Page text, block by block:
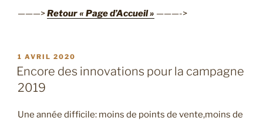
———>Retour « Page d’Accueil » ———->
PUBLIÉ
LE
1 AVRIL 2020
Encore des innovations pour la campagne
2019
Une année difficile: moins de points de vente,moins de